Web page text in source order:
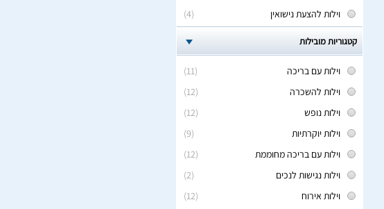
(4)
וילות להצעת נישואין
קטגוריות מובילות
(11)
וילות עם בריכה
(12)
וילות להשכרה
(12)
וילות נופש
(9)
וילות יוקרתיות
(12)
וילות עם בריכה מחוממת
(2)
וילות נגישות לנכים
(12)
וילות אירוח